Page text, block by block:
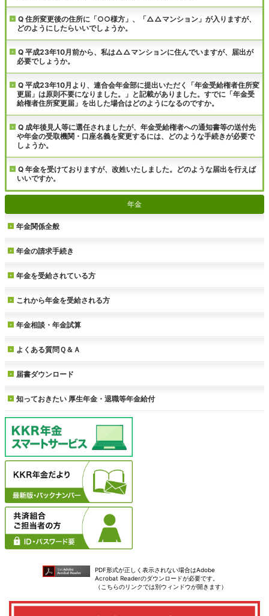
Q 住所変更後の住所に「○○様方」、「△△マンション」が入りますが、
どのようにしたらいいでしょうか。
Q 平成23年10月前から、私は△△マンションに住んでいますが、届出が
必要でしょうか。
Q 平成23年10月より、連合会年金部に提出いただく「年金受給権者住所変
更届」は原則不要になりました。」と記載がありました。すでに「年金受
給権者住所変更届」を出した場合はどのようになるのですか。
Q 成年後見人等に選任されましたが、年金受給権者への通知書等の送付先
や年金の受取機関・口座名義を変更するには、どのような手続きが必要で
しょうか。
Q 年金を受けておりますが、改姓いたしました。どのような届出を行えば
いいですか。
年金
年金関係全般
年金の請求手続き
年金を受給されている方
これから年金を受給される方
年金相談・年金試算
よくある質問Ｑ＆Ａ
届書ダウンロード
知っておきたい 厚生年金・退職等年金給付
PDF形式が正しく表示されない場合はAdobe
Acrobat Readerのダウンロードが必要です。
（こちらのリンクでは別ウィンドウが開きます）